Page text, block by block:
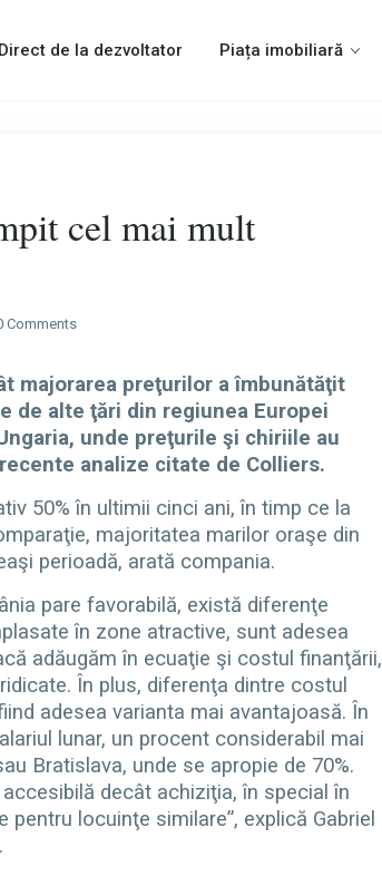
Direct de la dezvoltator Piața imobiliară
cel mai mult
Comments
majorarea preţurilor a îmbunătăţit
de alte ţări din regiunea Europei
unde preţurile şi chiriile au
analize citate de Colliers.
50% în ultimii cinci ani, în timp ce la
majoritatea marilor oraşe din
perioadă, arată compania.
pare favorabilă, există diferenţe
în zone atractive, sunt adesea
adăugăm în ecuaţie şi costul finanţării,
În plus, diferenţa dintre costul
adesea varianta mai avantajoasă. În
lunar, un procent considerabil mai
Bratislava, unde se apropie de 70%.
decât achiziţia, în special în
locuinţe similare”, explică Gabriel